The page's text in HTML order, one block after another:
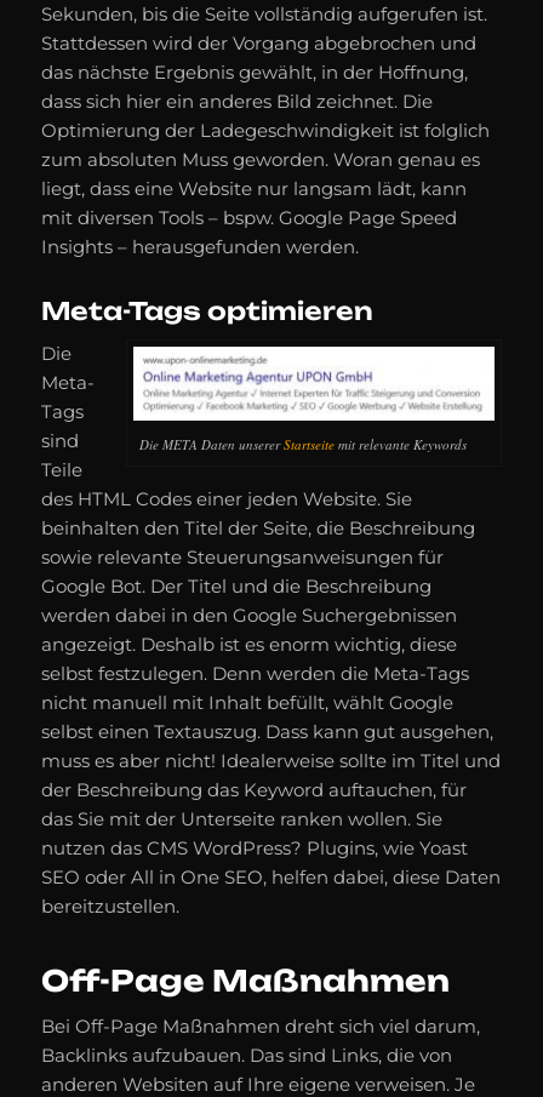
Sekunden, bis die Seite vollständig aufgerufen ist.
Stattdessen wird der Vorgang abgebrochen und
das nächste Ergebnis gewählt, in der Hoffnung,
dass sich hier ein anderes Bild zeichnet. Die
Optimierung der Ladegeschwindigkeit ist folglich
zum absoluten Muss geworden. Woran genau es
liegt, dass eine Website nur langsam lädt, kann
mit diversen Tools – bspw. Google Page Speed
Insights – herausgefunden werden.
Meta-Tags optimieren
Die META Daten unsererStartseite mit relevante Keywords
Die
Meta-
Tags
sind
Teile
des HTML Codes einer jeden Website. Sie
beinhalten den Titel der Seite, die Beschreibung
sowie relevante Steuerungsanweisungen für
Google Bot. Der Titel und die Beschreibung
werden dabei in den Google Suchergebnissen
angezeigt. Deshalb ist es enorm wichtig, diese
selbst festzulegen. Denn werden die Meta-Tags
nicht manuell mit Inhalt befüllt, wählt Google
selbst einen Textauszug. Dass kann gut ausgehen,
muss es aber nicht! Idealerweise sollte im Titel und
der Beschreibung das Keyword auftauchen, für
das Sie mit der Unterseite ranken wollen. Sie
nutzen das CMS WordPress? Plugins, wie Yoast
SEO oder All in One SEO, helfen dabei, diese Daten
bereitzustellen.
Off-Page Maßnahmen
Bei Off-Page Maßnahmen dreht sich viel darum,
Backlinks aufzubauen. Das sind Links, die von
anderen Websiten auf Ihre eigene verweisen. Je